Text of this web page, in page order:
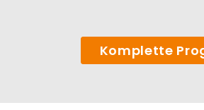
Komplette